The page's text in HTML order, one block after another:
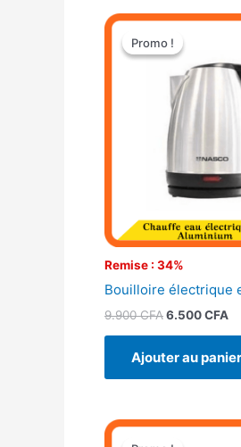
Promo !
Remise : 34%
Promo !
Bouilloire électrique
9.900CFA
Le
initial
était :
9.900 CFA.
6.500CFA
Le
Ajouter au panier
Le